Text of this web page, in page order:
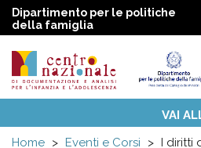
Dipartimento per le politiche
della famiglia
Centro
menu
Temi
Attività
Convenzione ONUVAI
Home
Eventi e Corsi
I diritti